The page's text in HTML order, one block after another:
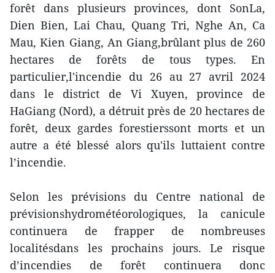
forêt dans plusieurs provinces, dont SonLa,
Dien Bien, Lai Chau, Quang Tri, Nghe An, Ca
Mau, Kien Giang, An Giang,brûlant plus de 260
hectares de forêts de tous types. En
particulier,l'incendie du 26 au 27 avril 2024
dans le district de Vi Xuyen, province de
HaGiang (Nord), a détruit près de 20 hectares de
forêt, deux gardes forestierssont morts et un
autre a été blessé alors qu'ils luttaient contre
l’incendie.
Selon les prévisions du Centre national de
prévisionshydrométéorologiques, la canicule
continuera de frapper de nombreuses
localitésdans les prochains jours. Le risque
d’incendies de forêt continuera donc